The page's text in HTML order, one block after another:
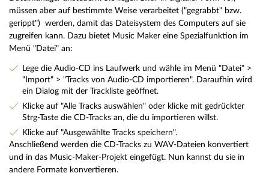
müssen aber auf bestimmte Weise verarbeitet ("gegrabbt" bzw.
gerippt") werden, damit das Dateisystem des Computers auf sie
zugreifen kann. Dazu bietet Music Maker eine Spezialfunktion im
Menü "Datei" an:
Lege die Audio-CD ins Laufwerk und wähle im Menü "Datei" >
"Import" > "Tracks von Audio-CD importieren". Daraufhin wird
ein Dialog mit der Trackliste geöffnet.
Klicke auf "Alle Tracks auswählen" oder klicke mit gedrückter
Strg-Taste die CD-Tracks an, die du importieren willst.
Klicke auf "Ausgewählte Tracks speichern".
Anschließend werden die CD-Tracks zu WAV-Dateien konvertiert
und in das Music-Maker-Projekt eingefügt. Nun kannst du sie in
andere Formate konvertieren.